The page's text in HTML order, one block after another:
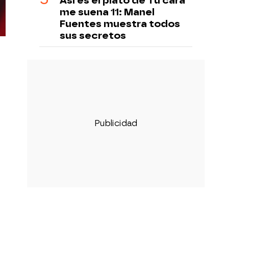
me suena 11: Manel
Fuentes muestra todos
sus secretos